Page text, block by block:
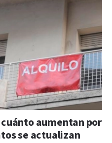
aumentan por
se actualizan